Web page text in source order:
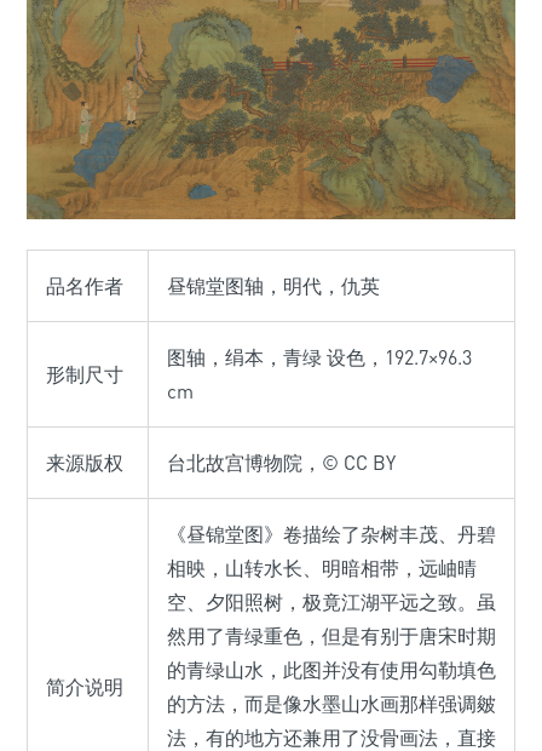
品名作者 昼锦堂图轴，明代，仇英
形制尺寸
图轴，绢本，青绿 设色，192.7×96.3
cm
来源版权 台北故宫博物院，© CC BY
简介说明
《昼锦堂图》卷描绘了杂树丰茂、丹碧
相映，山转水长、明暗相带，远岫晴
空、夕阳照树，极竟江湖平远之致。虽
然用了青绿重色，但是有别于唐宋时期
的青绿山水，此图并没有使用勾勒填色
的方法，而是像水墨山水画那样强调皴
法，有的地方还兼用了没骨画法，直接